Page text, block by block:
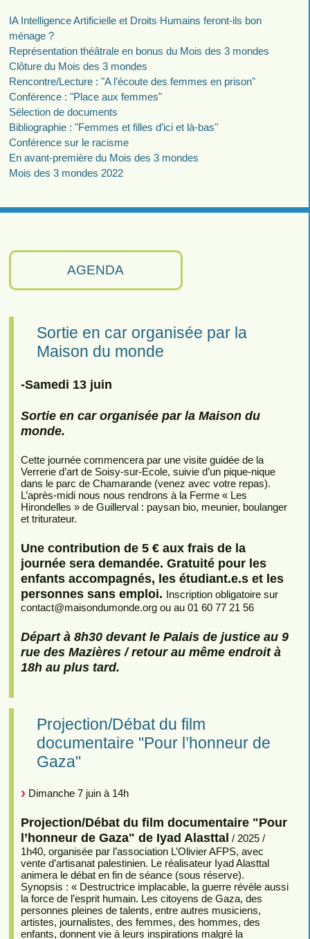
AGENDA
Sortie en car organisée par la
Maison du monde
-Samedi 13 juin
Sortie en car organisée par la Maison du
monde.
Cette journée commencera par une visite guidée de la
Verrerie d’art de Soisy-sur-Ecole, suivie d’un pique-nique
dans le parc de Chamarande (venez avec votre repas).
L’après-midi nous nous rendrons à la Ferme « Les
Hirondelles » de Guillerval : paysan bio, meunier, boulanger
et triturateur.
Une contribution de 5 € aux frais de la
journée sera demandée. Gratuité pour les
enfants accompagnés, les étudiant.e.s et les
personnes sans emploi. Inscription obligatoire sur
contact@maisondumonde.org ou au 01 60 77 21 56
Départ à 8h30 devant le Palais de justice au 9
rue des Mazières / retour au même endroit à
18h au plus tard.
Projection/Débat du film
documentaire "Pour l’honneur de
Gaza"
Dimanche 7 juin à 14h
Projection/Débat du film documentaire "Pour
l’honneur de Gaza" de Iyad Alasttal / 2025 /
1h40, organisée par l’association L’Olivier AFPS, avec
vente d’artisanat palestinien. Le réalisateur Iyad Alasttal
animera le débat en fin de séance (sous réserve).
Synopsis : « Destructrice implacable, la guerre révèle aussi
la force de l’esprit humain. Les citoyens de Gaza, des
personnes pleines de talents, entre autres musiciens,
artistes, journalistes, des femmes, des hommes, des
enfants, donnent vie à leurs inspirations malgré la
IA Intelligence Artificielle et Droits Humains feront-ils bon
ménage ?
Représentation théâtrale en bonus du Mois des 3 mondes
Clôture du Mois des 3 mondes
Rencontre/Lecture : "A l’écoute des femmes en prison"
Conférence : "Place aux femmes"
Sélection de documents
Bibliographie : "Femmes et filles d’ici et là-bas"
Conférence sur le racisme
En avant-première du Mois des 3 mondes
Mois des 3 mondes 2022